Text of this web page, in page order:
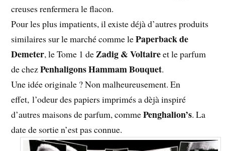
creuses renfermera le flacon.
Pour les plus impatients, il existe déjà d’autres produits
similaires sur le marché comme lePaperback de
Demeter, le Tome 1 deZadig & Voltaireet le parfum
de chezPenhaligons Hammam Bouquet.
Une idée originale ? Non malheureusement. En
effet, l’odeur des papiers imprimés a dèjà inspiré
d’autres maisons de parfum, commePenghalion’s. La
date de sortie n’est pas connue.